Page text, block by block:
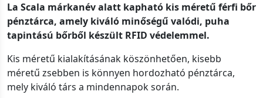
La Scala márkanév alatt kapható kis méretű férfi bőr
pénztárca, amely kiváló minőségű valódi, puha
tapintású bőrből készült RFID védelemmel.
Kis méretű kialakításának köszönhetően, kisebb
méretű zsebben is könnyen hordozható pénztárca,
mely kiváló társ a mindennapok során.